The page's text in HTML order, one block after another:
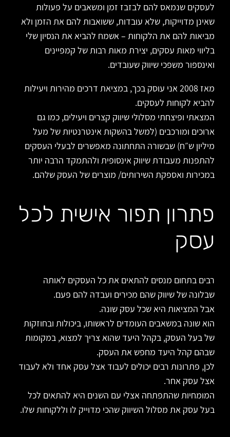
לעסקים שנמאס להם לבזבז זמן ומשאבים על פעולות
שאינן מדוייקות, שלא עובדות, ששואבות להם את הזמן ולא
מביאות להם את הלקוחות – אשמח להביא את הנסיון שלי
בליווי מאות עסקים, יצירת מאות רבות של קמפיינים
ואינספור משפכי שיווק שעובדים.
מאז 2008 אני עוסק בכך, במציאת דרכים מהירות ויעילות
להביא לקוחות לעסקים.
המצאתי ופיצחתי מסלולי שיווק קצרים ויעילים, כמו גם
ארוכים ומורכבים (למשל בהשקות אינטרנטיות של מעל
מיליון ש״ח) שבשורה התחתונה מאפשרים לבעלי העסקים
להתפנות מעבודת שיווק אינסופית ולהתמקד הרבה יותר
במכירות ואספקת השירותים/ מוצרים של העסק שלהם.
פתרון תפור אישית לכל
עסק
רבים בתחום מנסים להתאים את כל העסקים לאותה
שבלונה של שיווק שהם מכירים ועבדה להם פעם.
אבל המציאות היא שכל עסק שונה.
הוא שונה במשאבים העומדים לראשותו, ביכולות ובחוזקות
של בעל העסק, בקהל היעד שהוא צריך למצוא, במקומות
שבהם קהל היעד מחפש את העסק.
לכן, פתרונות רבים יכולים לעבוד אצל עסק אחד ולא לעבוד
אצל עסק אחר.
המומחיות שהתפתחה אצלי עם השנים היא להתאים לכל
בעל עסק את מסלול השיווק שהכי מדוייק לו וללקוחות שלו.